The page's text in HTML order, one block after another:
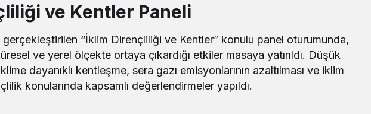
ve Kentler Paneli
gerçekleştirilen “İklim Dirençliliği ve Kentler” konulu panel oturumunda,
ve yerel ölçekte ortaya çıkardığı etkiler masaya yatırıldı. Düşük
dayanıklı kentleşme, sera gazı emisyonlarının azaltılması ve iklim
konularında kapsamlı değerlendirmeler yapıldı.
BANÜ Rektörü Boz’dan YKS
Tercih Dönemi Mesajı